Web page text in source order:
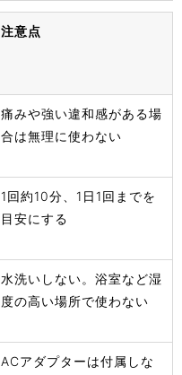
注意点
痛みや強い違和感がある場
合は無理に使わない
1回約10分、1日1回までを
目安にする
水洗いしない。浴室など湿
度の高い場所で使わない
ACアダプターは付属しな